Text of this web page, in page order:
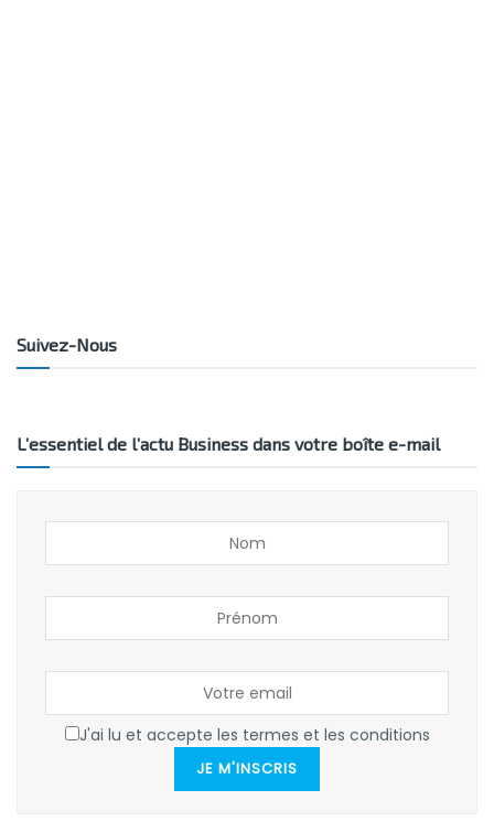
Suivez-Nous
L’essentiel de l’actu Business dans votre boîte e-mail
J'ai lu et accepte les termes et les conditions
JE M'INSCRIS